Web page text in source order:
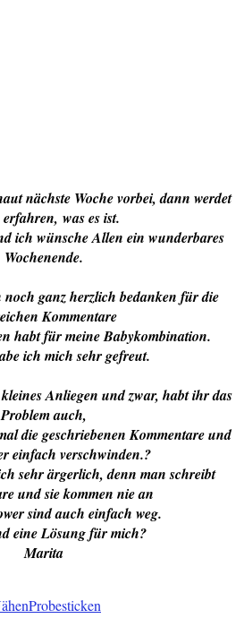
nächste Woche vorbei, dann werdet
erfahren, was es ist.
ich wünsche Allen ein wunderbares
Wochenende.
ganz herzlich bedanken für die
Kommentare
habt für meine Babykombination.
ich mich sehr gefreut.
Anliegen und zwar, habt ihr das
Problem auch,
die geschriebenen Kommentare und
einfach verschwinden.?
sehr ärgerlich, denn man schreibt
und sie kommen nie an
sind auch einfach weg.
eine Lösung für mich?
Marita
Probesticken